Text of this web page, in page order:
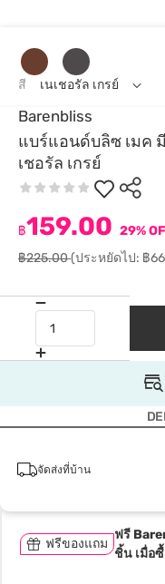
Barenbliss
แบร์แอนด์บลิซ เมค
เชอรัล เกรย์
฿159.00 29%
฿225.00(ประหยัดไป: ฿
สี เนเชอรัล เกรย์
จัดส่งที่บ้าน
ฟรีของแถม
ฟรี
ชิ้น เมื่อ